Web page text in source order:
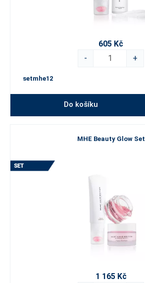
605 Kč
-
+
setmhe12
Do košíku
MHE Beauty Glow Set
1 165 Kč